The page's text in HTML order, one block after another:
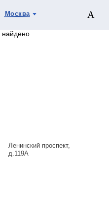
Москва
найдено
Ленинский проспект,
д.119А